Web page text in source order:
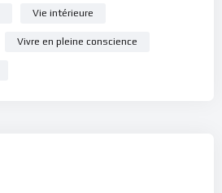
Vie intérieure
Vivre en pleine conscience